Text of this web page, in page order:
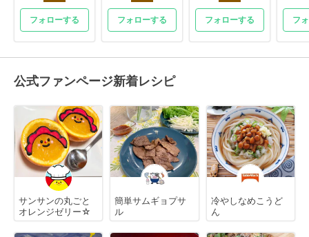
フォローする フォローする フォローする フ
公式ファンページ新着レシピ
サンサンの丸ごと
オレンジゼリー☆
簡単サムギョプサ
ル
冷やしなめこうど
ん